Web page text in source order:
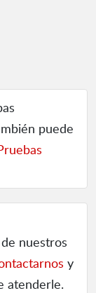
puede
nuestros
y
atenderle.